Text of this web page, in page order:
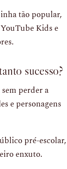
tão popular,
Kids e
sucesso?
perder a
e personagens
pré-escolar,
enxuto.